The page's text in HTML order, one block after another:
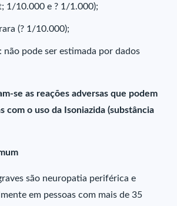
1/10.000 e ? 1/1.000);
(? 1/10.000);
não pode ser estimada por dados
se as reações adversas que podem
com o uso da Isoniazida (substância
são neuropatia periférica e
em pessoas com mais de 35